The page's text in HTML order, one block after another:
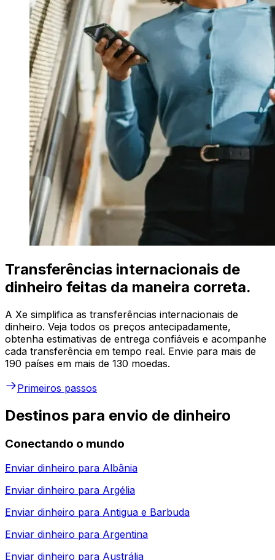
Transferências internacionais de
dinheiro feitas da maneira correta.
A Xe simplifica as transferências internacionais de
dinheiro. Veja todos os preços antecipadamente,
obtenha estimativas de entrega confiáveis e acompanhe
cada transferência em tempo real. Envie para mais de
190 países em mais de 130 moedas.
Primeiros passos
Destinos para envio de dinheiro
Conectando o mundo
Enviar dinheiro para Albânia
Enviar dinheiro para Argélia
Enviar dinheiro para Antigua e Barbuda
Enviar dinheiro para Argentina
Enviar dinheiro para Austrália